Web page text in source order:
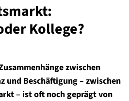
Kollege?
zwischen
und Beschäftigung – zwischen
– ist oft noch geprägt von